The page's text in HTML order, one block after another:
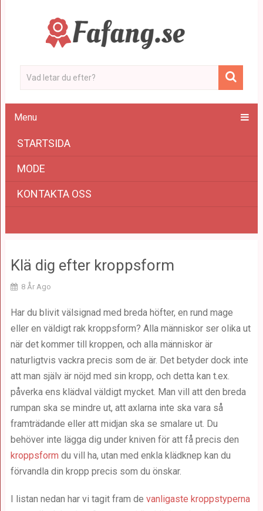
Menu
STARTSIDA
MODE
KONTAKTA OSS
Klä dig efter kroppsform
8 År Ago
Har du blivit välsignad med breda höfter, en rund mage
eller en väldigt rak kroppsform? Alla människor ser olika ut
när det kommer till kroppen, och alla människor är
naturligtvis vackra precis som de är. Det betyder dock inte
att man själv är nöjd med sin kropp, och detta kan t.ex.
påverka ens klädval väldigt mycket. Man vill att den breda
rumpan ska se mindre ut, att axlarna inte ska vara så
framträdande eller att midjan ska se smalare ut. Du
behöver inte lägga dig under kniven för att få precis den
kroppsform du vill ha, utan med enkla klädknep kan du
förvandla din kropp precis som du önskar.
I listan nedan har vi tagit fram de vanligaste kroppstyperna